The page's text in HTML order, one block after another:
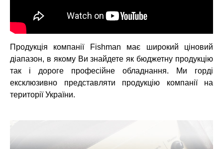
Продукція компанії Fishman має широкий ціновий
діапазон, в якому Ви знайдете як бюджетну продукцію
так і дороге професійне обладнання. Ми горді
ексклюзивно представляти продукцію компанії на
території України.